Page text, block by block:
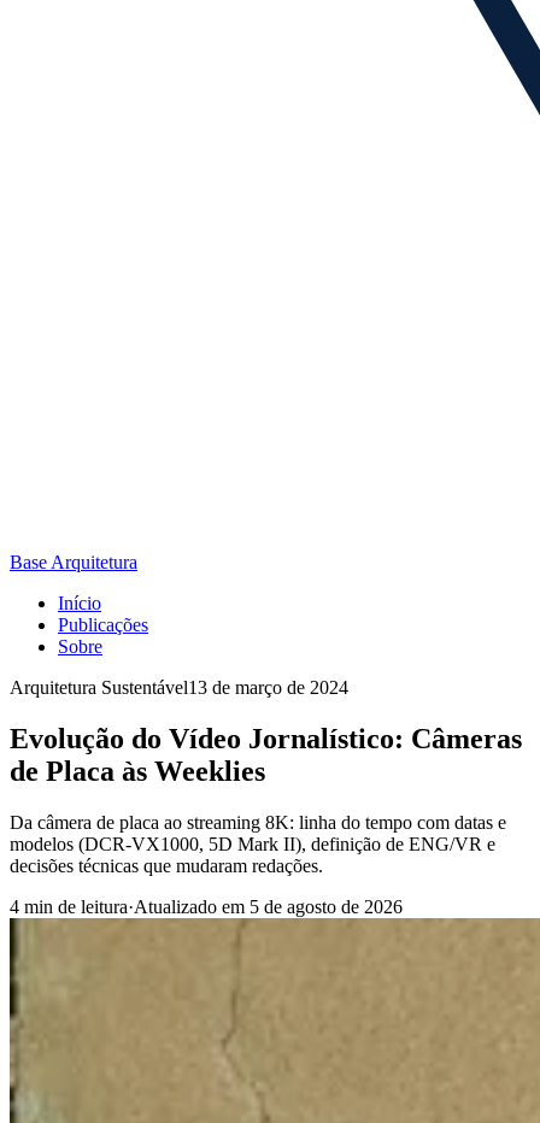
Base Arquitetura
Início
Publicações
Sobre
Arquitetura Sustentável13 de março de 2024
Evolução do Vídeo Jornalístico: Câmeras
de Placa às Weeklies
Da câmera de placa ao streaming 8K: linha do tempo com datas e
modelos (DCR-VX1000, 5D Mark II), definição de ENG/VR e
decisões técnicas que mudaram redações.
4 min de leitura·Atualizado em 5 de agosto de 2026